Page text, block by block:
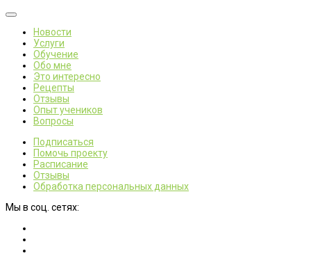
Новости
Услуги
Обучение
Обо мне
Это интересно
Рецепты
Отзывы
Опыт учеников
Вопросы
Подписаться
Помочь проекту
Расписание
Отзывы
Обработка персональных данных
Мы в соц. сетях: